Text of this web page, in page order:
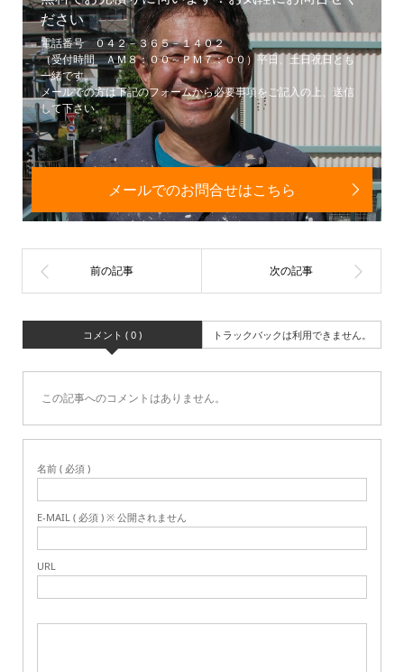
ださい
電話番号 ０４２－３６５－１４０２
（受付時間 ＡＭ８：００～ＰＭ７：００）平日、土日祝日とも
一緒です。
メールでの方は下記のフォームから必要事項をご記入の上、送信
して下さい。
メールでのお問合せはこちら
コメント ( 0 ) トラックバックは利用できません。
この記事へのコメントはありません。
名前 ( 必須 )
E-MAIL ( 必須 ) ※ 公開されません
URL